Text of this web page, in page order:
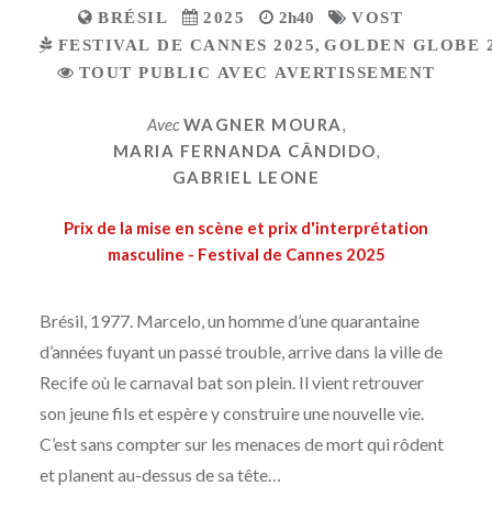
BRÉSIL 2025 2h40
VOST
FESTIVAL DE CANNES 2025,GOLDEN GLOBE
TOUT PUBLIC AVEC AVERTISSEMENT
AvecWAGNER MOURA,
MARIA FERNANDA CÂNDIDO,
GABRIEL LEONE
Prix de la mise en scène et prix d'interprétation
masculine - Festival de Cannes 2025
Brésil, 1977. Marcelo, un homme d’une quarantaine
d’années fuyant un passé trouble, arrive dans la ville de
Recife où le carnaval bat son plein. Il vient retrouver
son jeune fils et espère y construire une nouvelle vie.
C’est sans compter sur les menaces de mort qui rôdent
et planent au-dessus de sa tête…